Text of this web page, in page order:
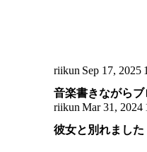
riikun Sep 17, 2025
音楽書きながらブ
riikun Mar 31, 2024
彼女と別れました